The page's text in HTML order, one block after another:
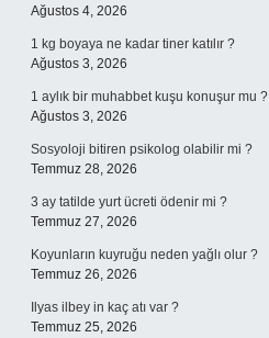
Ağustos 4, 2026
1 kg boyaya ne kadar tiner katılır ?
Ağustos 3, 2026
1 aylık bir muhabbet kuşu konuşur mu ?
Ağustos 3, 2026
Sosyoloji bitiren psikolog olabilir mi ?
Temmuz 28, 2026
3 ay tatilde yurt ücreti ödenir mi ?
Temmuz 27, 2026
Koyunların kuyruğu neden yağlı olur ?
Temmuz 26, 2026
Ilyas ilbey in kaç atı var ?
Temmuz 25, 2026